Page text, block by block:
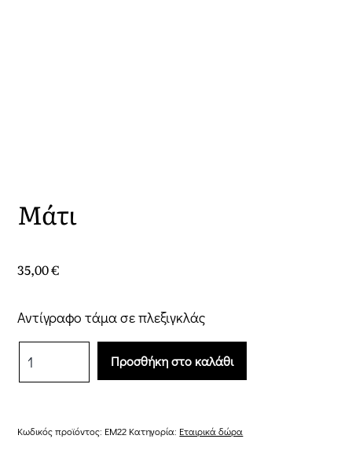
Μάτι
35,00€
Αντίγραφο τάμα σε πλεξιγκλάς
ποσότητα
Προσθήκη στο καλάθι
Κωδικός προϊόντος: EM22 Κατηγορία: Εταιρικά δώρα